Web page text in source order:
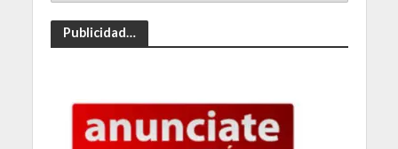
Publicidad…